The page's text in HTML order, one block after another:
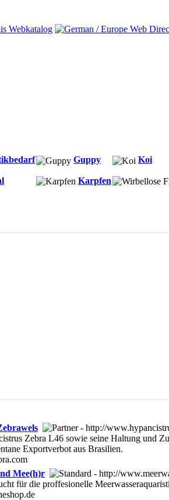
Guppy
Karpfen
Koi
Zebra L46 sowie seine Haltung und
Exportverbot aus Brasilien.
Mee(h)r
für die proffesionelle